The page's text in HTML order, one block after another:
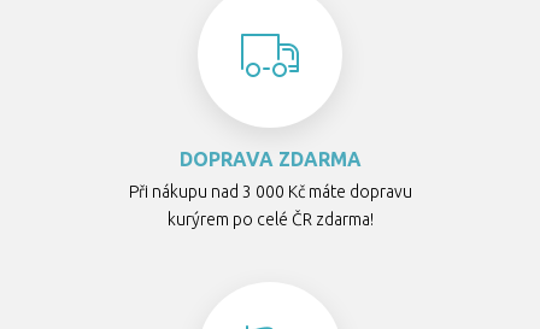
DOPRAVA ZDARMA
Při nákupu nad 3 000 Kč máte dopravu
kurýrem po celé ČR zdarma!